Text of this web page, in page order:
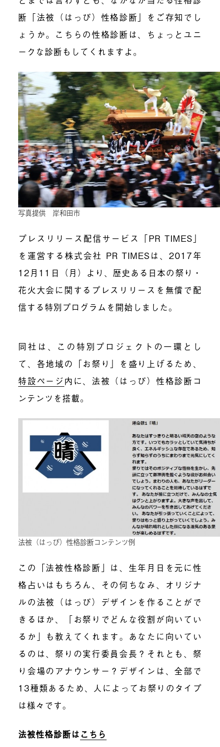
断「法被（はっぴ）性格診断」をご存知でし
ょうか。こちらの性格診断は、ちょっとユニ
ークな診断もしてくれますよ。
写真提供 岸和田市
プレスリリース配信サービス「PR TIMES」
を運営する株式会社 PR TIMESは、2017年
12月11日（月）より、歴史ある日本の祭り・
花火大会に関するプレスリリースを無償で配
信する特別プログラムを開始しました。
同社は、この特別プロジェクトの一環とし
て、各地域の「お祭り」を盛り上げるため、
特設ページ内に、法被（はっぴ）性格診断コ
ンテンツを搭載。
法被（はっぴ）性格診断コンテンツ例
この「法被性格診断」は、生年月日を元に性
格占いはもちろん、その何ちなみ、オリジナ
ルの法被（はっぴ）デザインを作ることがで
きるほか、「お祭りでどんな役割が向いてい
るか」も教えてくれます。あなたに向いてい
るのは、祭りの実行委員会長？それとも、祭
り会場のアナウンサー？デザインは、全部で
13種類あるため、人によってお祭りのタイプ
は様々です。
法被性格診断は こちら